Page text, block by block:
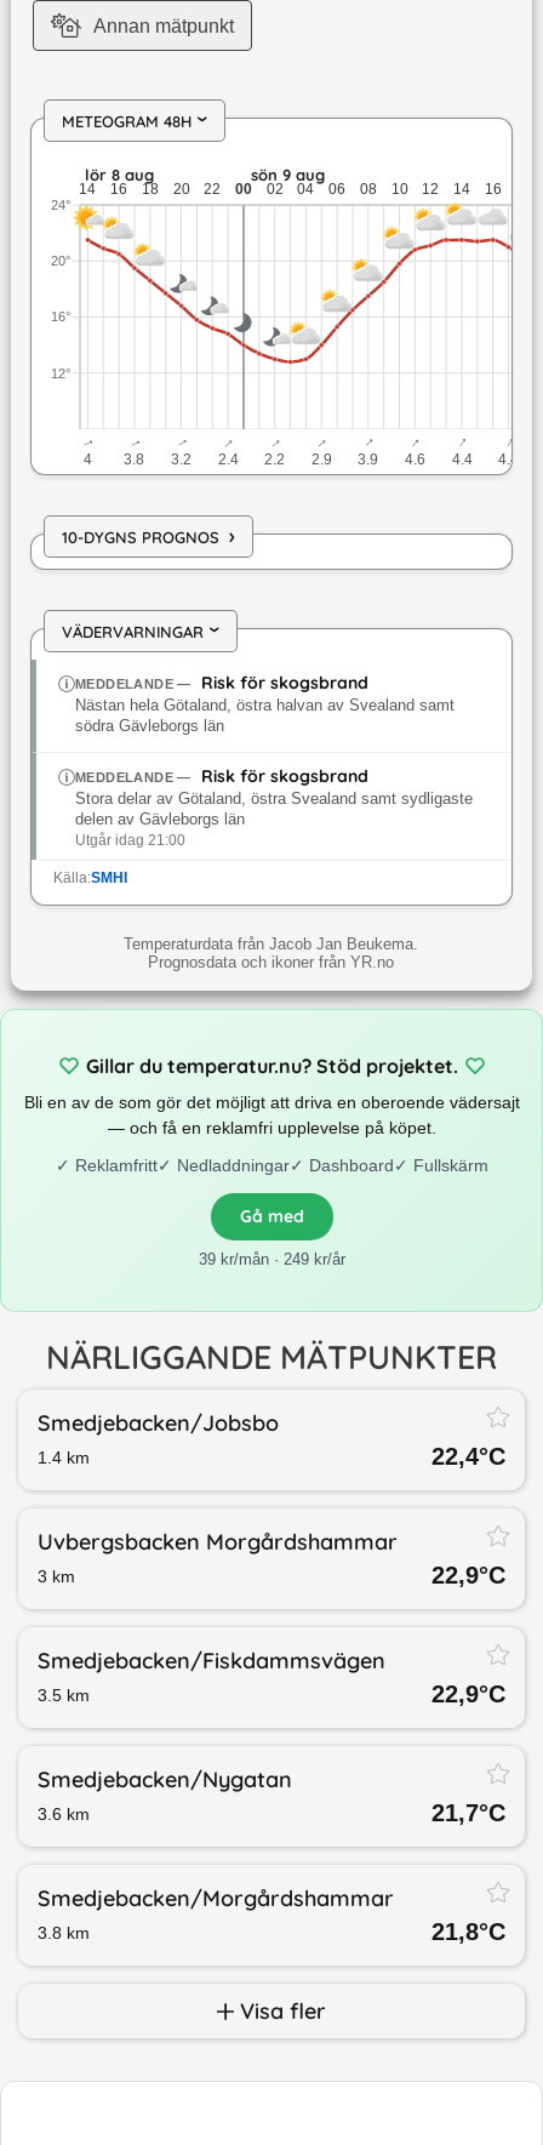
Annan mätpunkt
METEOGRAM 48H ›
lör 8 aug: 21,5 till 14,8 grader: ingen nederbörd: upp till
lör 8 aug sön 9 aug
14 16 18 20 22 00 02 04 06 08 10 12 14 16
12°
16°
20°
24°
↓
4
↓
3.8
↓
3.2
↓
2.4
↓
2.2
↓
2.9
↓
3.9
↓
4.6
↓
4.4
↓
4.4
10-DYGNS PROGNOS ›
VÄDERVARNINGAR›
MEDDELANDE— Risk för skogsbrand
Nästan hela Götaland, östra halvan av Svealand samt
södra Gävleborgs län
MEDDELANDE— Risk för skogsbrand
Stora delar av Götaland, östra Svealand samt sydligaste
delen av Gävleborgs län
Utgår idag 21:00
Källa:SMHI
Temperaturdata från Jacob Jan Beukema.
Prognosdata och ikoner från YR.no
Gillar du temperatur.nu? Stöd projektet.
Bli en av de som gör det möjligt att driva en oberoende vädersajt
— och få en reklamfri upplevelse på köpet.
✓ Reklamfritt✓ Nedladdningar✓ Dashboard✓ Fullskärm
Gå med
39 kr/mån · 249 kr/år
NÄRLIGGANDE MÄTPUNKTER
Smedjebacken/​Jobsbo
1.4 km 22,4°C
Uvbergsbacken Morgårdshammar
3 km 22,9°C
Smedjebacken/​Fiskdammsvägen
3.5 km 22,9°C
Smedjebacken/​Nygatan
3.6 km 21,7°C
Smedjebacken/​Morgårdshammar
3.8 km 21,8°C
Visa fler